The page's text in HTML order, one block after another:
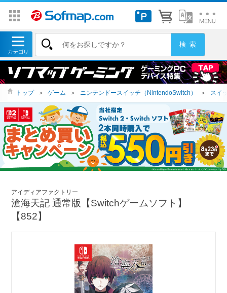
トップ ＞ ゲーム ＞ ニンテンドースイッチ（NintendoSwitch） ＞ スイ
アイディアファクトリー
滄海天記 通常版【Switchゲームソフト】
【852】